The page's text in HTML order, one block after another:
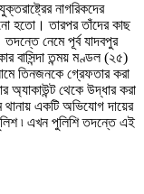
নাগরিকদের
হতো। তারপর তাঁদের কাছ
নেমে পূর্ব যাদবপুর
বাসিন্দা তন্ময় মণ্ডল (২৫)
তিনজনকে গ্রেফতার করা
অ্যাকাউন্ট থেকে উদ্ধার করা
থানায় একটি অভিযোগ দায়ের
৷ এখন পুলিশি তদন্তে এই